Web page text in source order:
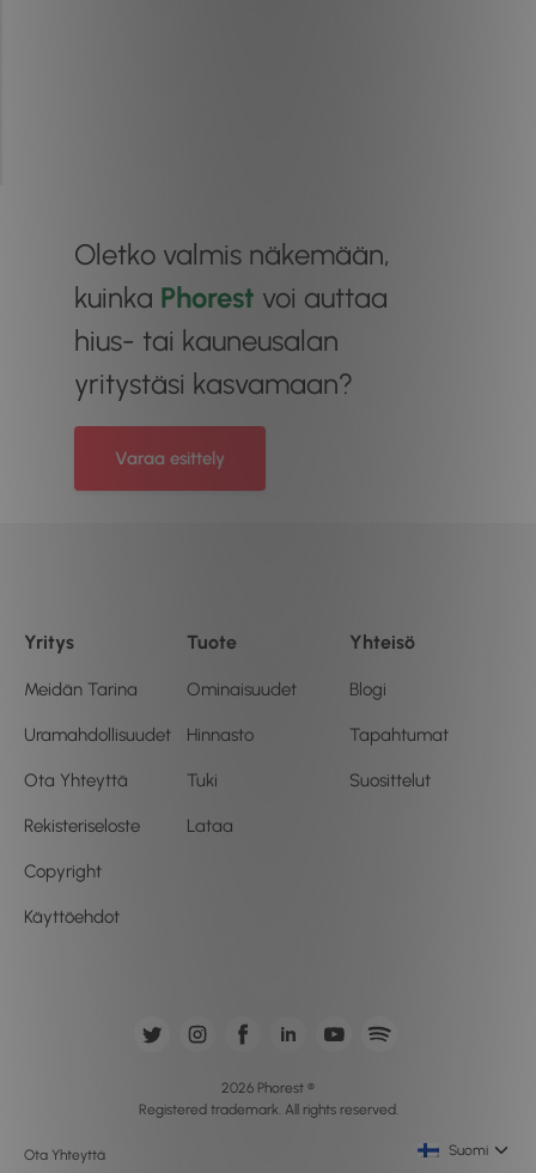
Oletko valmis näkemään,
kuinka Phorest voi auttaa
hius- tai kauneusalan
yritystäsi kasvamaan?
Varaa esittely
Yritys
Meidän Tarina
Uramahdollisuudet
Ota Yhteyttä
Rekisteriseloste
Copyright
Käyttöehdot
Tuote
Ominaisuudet
Hinnasto
Tuki
Lataa
Yhteisö
Blogi
Tapahtumat
Suosittelut
Ota Yhteyttä
2026 Phorest ®
Registered trademark. All rights reserved.
Suomi